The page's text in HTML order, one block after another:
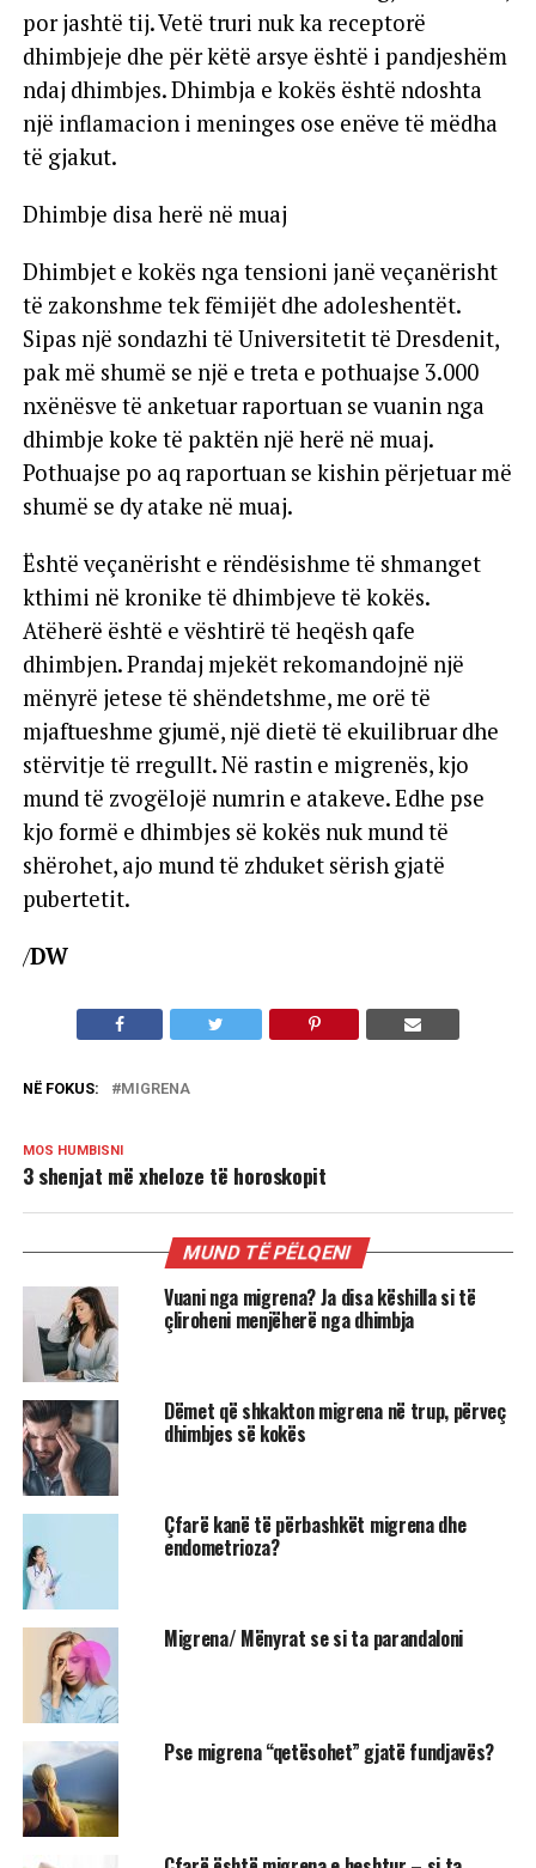
por jashtë tij. Vetë truri nuk ka receptorë
dhimbjeje dhe për këtë arsye është i pandjeshëm
ndaj dhimbjes. Dhimbja e kokës është ndoshta
një inflamacion i meninges ose enëve të mëdha
të gjakut.
Dhimbje disa herë në muaj
Dhimbjet e kokës nga tensioni janë veçanërisht
të zakonshme tek fëmijët dhe adoleshentët.
Sipas një sondazhi të Universitetit të Dresdenit,
pak më shumë se një e treta e pothuajse 3.000
nxënësve të anketuar raportuan se vuanin nga
dhimbje koke të paktën një herë në muaj.
Pothuajse po aq raportuan se kishin përjetuar më
shumë se dy atake në muaj.
Është veçanërisht e rëndësishme të shmanget
kthimi në kronike të dhimbjeve të kokës.
Atëherë është e vështirë të heqësh qafe
dhimbjen. Prandaj mjekët rekomandojnë një
mënyrë jetese të shëndetshme, me orë të
mjaftueshme gjumë, një dietë të ekuilibruar dhe
stërvitje të rregullt. Në rastin e migrenës, kjo
mund të zvogëlojë numrin e atakeve. Edhe pse
kjo formë e dhimbjes së kokës nuk mund të
shërohet, ajo mund të zhduket sërish gjatë
pubertetit.
/DW
NË FOKUS: MIGRENA
MOS HUMBISNI
3 shenjat më xheloze të horoskopit
MUND TË PËLQENI
Vuani nga migrena? Ja disa këshilla si të
çliroheni menjëherë nga dhimbja
Dëmet që shkakton migrena në trup, përveç
dhimbjes së kokës
Çfarë kanë të përbashkët migrena dhe
endometrioza?
Migrena/ Mënyrat se si ta parandaloni
Pse migrena “qetësohet” gjatë fundjavës?